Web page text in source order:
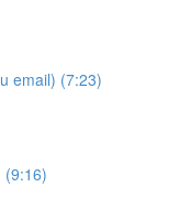
email) (7:23)
(9:16)